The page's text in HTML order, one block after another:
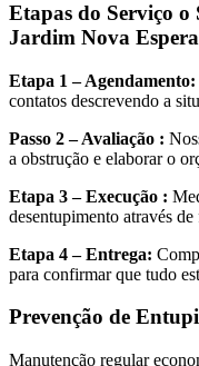
Etapas do Serviço o
Jardim Nova
Etapa 1 – Agendamento:
contatos descrevendo a
Passo 2 – Avaliação :
a obstrução e elaborar o
Etapa 3 – Execução :
desentupimento através
Etapa 4 – Entrega:
para confirmar que tudo
Prevenção de
Manutenção regular